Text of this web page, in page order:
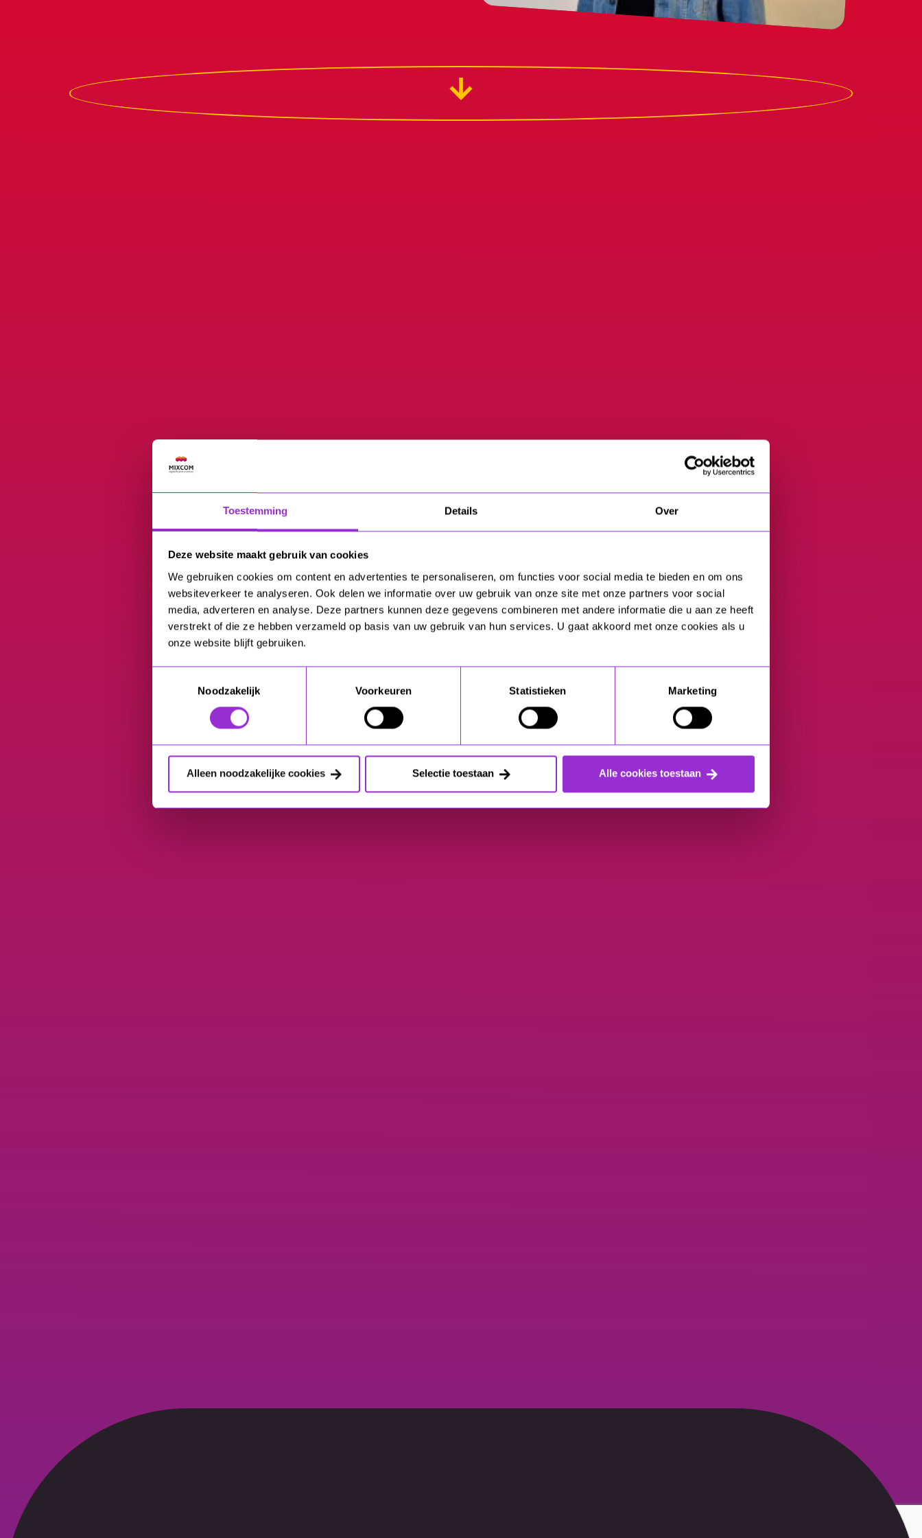
Toestemming Details Over
Deze website maakt gebruik van cookies
We gebruiken cookies om content en advertenties te personaliseren, om functies voor social media te bieden en om ons
websiteverkeer te analyseren. Ook delen we informatie over uw gebruik van onze site met onze partners voor social
media, adverteren en analyse. Deze partners kunnen deze gegevens combineren met andere informatie die u aan ze heeft
verstrekt of die ze hebben verzameld op basis van uw gebruik van hun services. U gaat akkoord met onze cookies als u
onze website blijft gebruiken.
Noodzakelijk
Voorkeuren Statistieken Marketing
Alleen noodzakelijke cookies Selectie toestaan Alle cookies toestaan